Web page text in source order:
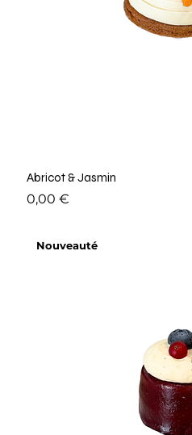
Abricot & Jasmin
Prix
0,00 €
Nouveauté